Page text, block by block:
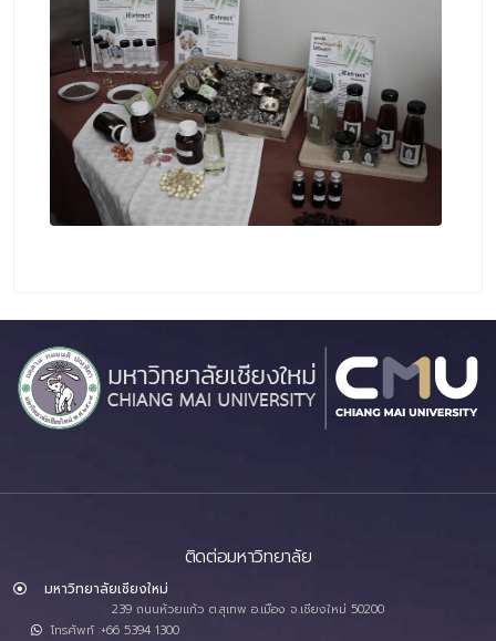
ติดต่อมหาวิทยาลัย
มหาวิทยาลัยเชียงใหม่
239 ถนนห้วยแก้ว ต.สุเทพ อ.เมือง จ.เชียงใหม่ 50200
โทรศัพท์ :+66 5394 1300